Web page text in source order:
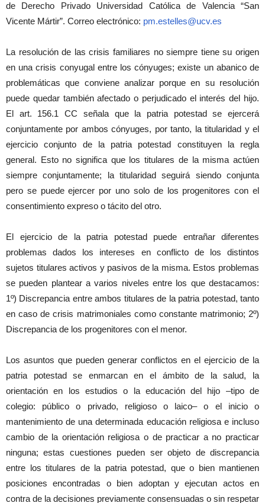
de Derecho Privado Universidad Católica de Valencia “San
Vicente Mártir”. Correo electrónico: pm.estelles@ucv.es
La resolución de las crisis familiares no siempre tiene su origen
en una crisis conyugal entre los cónyuges; existe un abanico de
problemáticas que conviene analizar porque en su resolución
puede quedar también afectado o perjudicado el interés del hijo.
El art. 156.1 CC señala que la patria potestad se ejercerá
conjuntamente por ambos cónyuges, por tanto, la titularidad y el
ejercicio conjunto de la patria potestad constituyen la regla
general. Esto no significa que los titulares de la misma actúen
siempre conjuntamente; la titularidad seguirá siendo conjunta
pero se puede ejercer por uno solo de los progenitores con el
consentimiento expreso o tácito del otro.
El ejercicio de la patria potestad puede entrañar diferentes
problemas dados los intereses en conflicto de los distintos
sujetos titulares activos y pasivos de la misma. Estos problemas
se pueden plantear a varios niveles entre los que destacamos:
1º) Discrepancia entre ambos titulares de la patria potestad, tanto
en caso de crisis matrimoniales como constante matrimonio; 2º)
Discrepancia de los progenitores con el menor.
Los asuntos que pueden generar conflictos en el ejercicio de la
patria potestad se enmarcan en el ámbito de la salud, la
orientación en los estudios o la educación del hijo –tipo de
colegio: público o privado, religioso o laico– o el inicio o
mantenimiento de una determinada educación religiosa e incluso
cambio de la orientación religiosa o de practicar a no practicar
ninguna; estas cuestiones pueden ser objeto de discrepancia
entre los titulares de la patria potestad, que o bien mantienen
posiciones encontradas o bien adoptan y ejecutan actos en
contra de la decisiones previamente consensuadas o sin respetar